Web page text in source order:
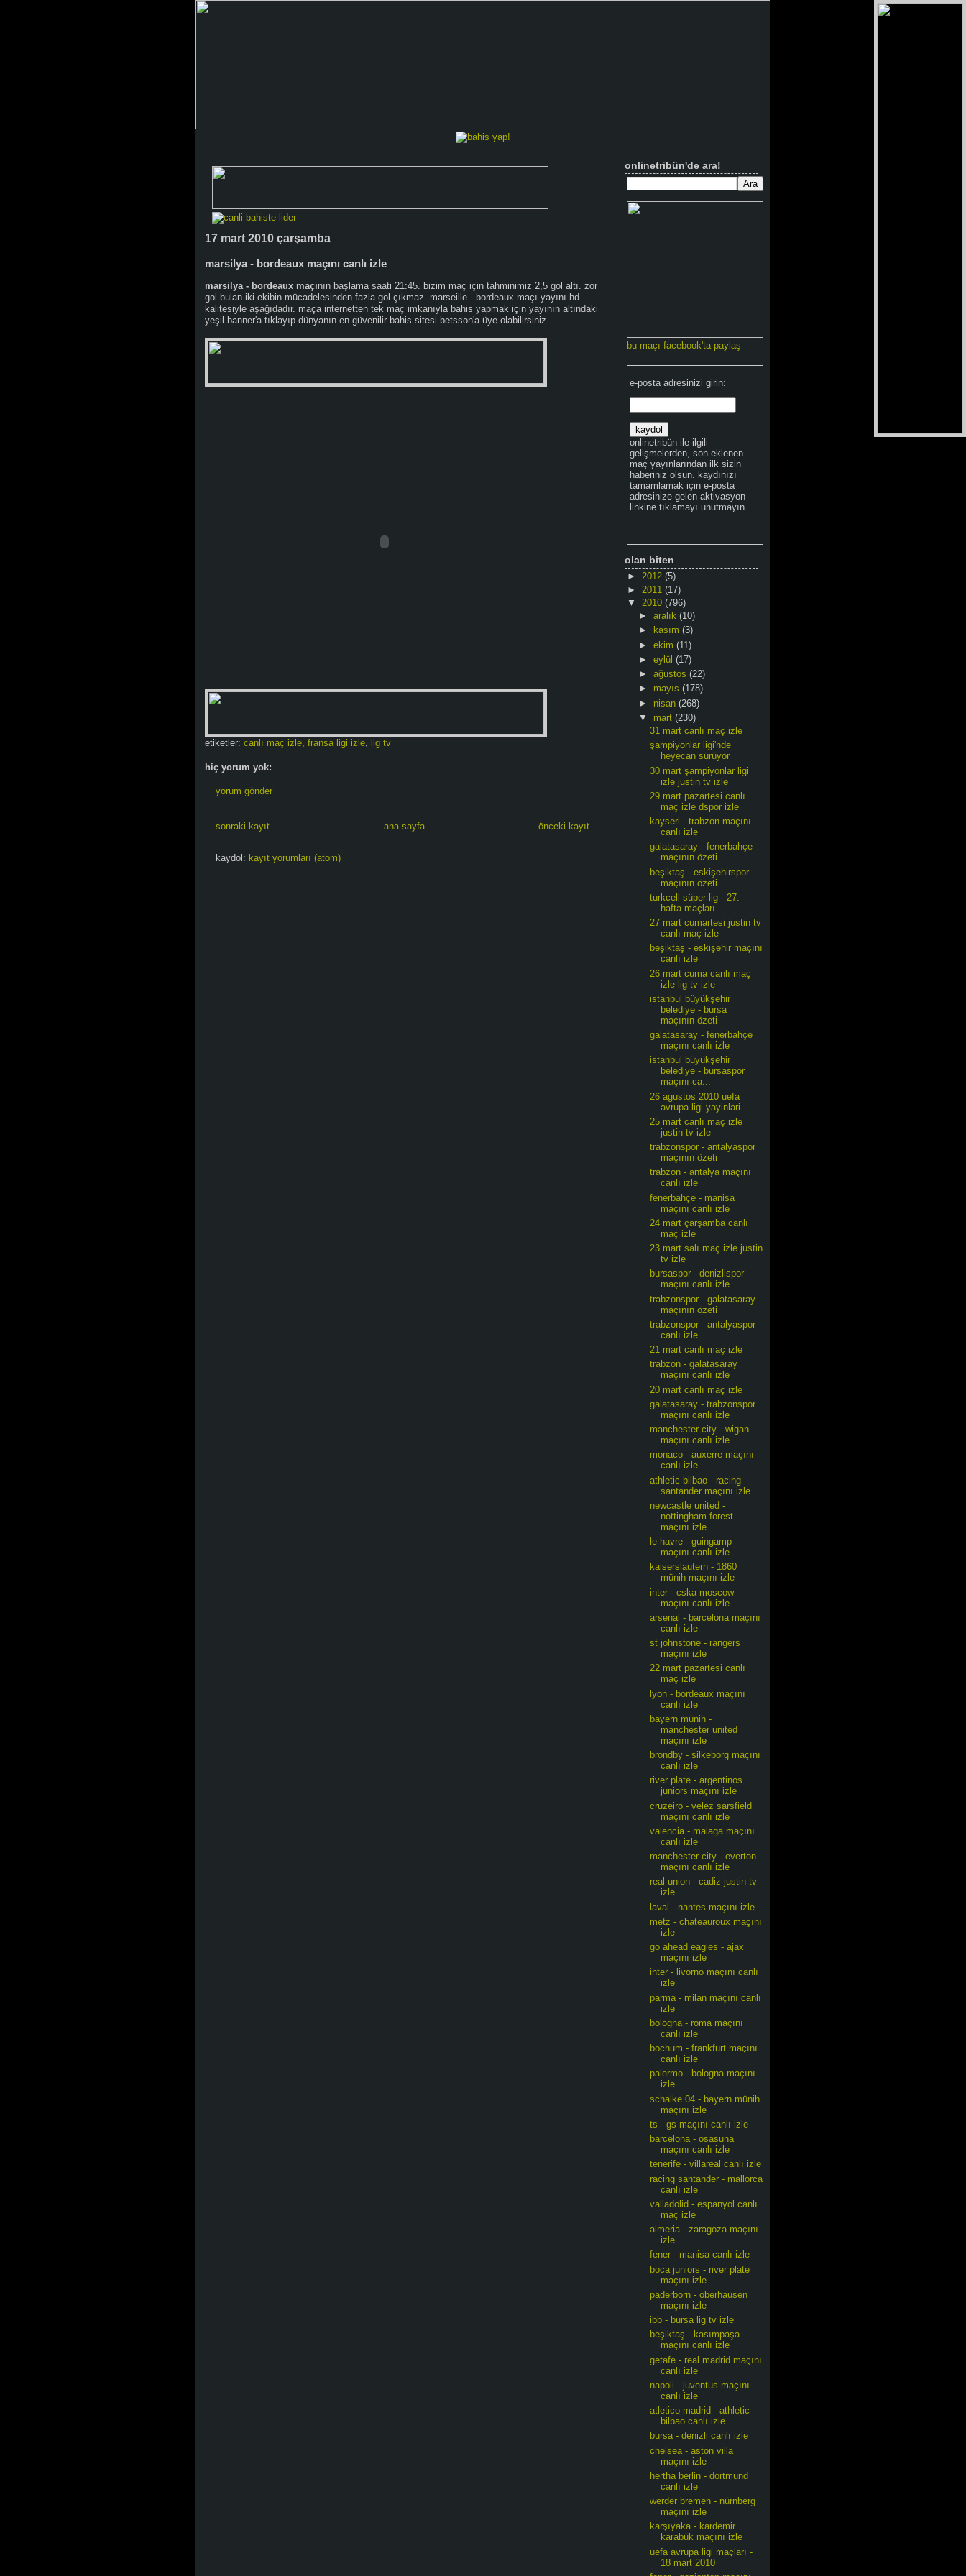
17 mart 2010 çarşamba
marsilya - bordeaux maçını canlı izle
marsilya - bordeaux maçının başlama saati 21:45. bizim maç için tahminimiz 2,5 gol altı. zor
gol bulan iki ekibin mücadelesinden fazla gol çıkmaz. marseille - bordeaux maçı yayını hd
kalitesiyle aşağıdadır. maça internetten tek maç imkanıyla bahis yapmak için yayının altındaki
yeşil banner'a tıklayıp dünyanın en güvenilir bahis sitesi betsson'a üye olabilirsiniz.
etiketler: canlı maç izle, fransa ligi izle, lig tv
hiç yorum yok:
yorum gönder
sonraki kayıt önceki kayıt
ana sayfa
kaydol: kayıt yorumları (atom)
onlinetribün'de ara!
bu maçı facebook'ta paylaş
e-posta adresinizi girin:
onlinetribün ile ilgili
gelişmelerden, son eklenen
maç yayınlarından ilk sizin
haberiniz olsun. kaydınızı
tamamlamak için e-posta
adresinize gelen aktivasyon
linkine tıklamayı unutmayın.
olan biten
► 2012 (5)
► 2011 (17)
▼ 2010 (796)
► aralık (10)
►
kasım (3)
► ekim (11)
► eylül (17)
► ağustos (22)
► mayıs (178)
► nisan (268)
▼ mart (230)
31 mart canlı maç izle
şampiyonlar ligi'nde
heyecan sürüyor
30 mart şampiyonlar ligi
izle justin tv izle
29 mart pazartesi canlı
maç izle dspor izle
kayseri - trabzon maçını
canlı izle
galatasaray - fenerbahçe
maçının özeti
beşiktaş - eskişehirspor
maçının özeti
turkcell süper lig - 27.
hafta maçları
27 mart cumartesi justin tv
canlı maç izle
beşiktaş - eskişehir maçını
canlı izle
26 mart cuma canlı maç
izle lig tv izle
istanbul büyükşehir
belediye - bursa
maçının özeti
galatasaray - fenerbahçe
maçını canlı izle
istanbul büyükşehir
belediye - bursaspor
maçını ca...
26 agustos 2010 uefa
avrupa ligi yayinlari
25 mart canlı maç izle
justin tv izle
trabzonspor - antalyaspor
maçının özeti
trabzon - antalya maçını
canlı izle
fenerbahçe - manisa
maçını canlı izle
24 mart çarşamba canlı
maç izle
23 mart salı maç izle justin
tv izle
bursaspor - denizlispor
maçını canlı izle
trabzonspor - galatasaray
maçının özeti
trabzonspor - antalyaspor
canlı izle
21 mart canlı maç izle
trabzon - galatasaray
maçını canlı izle
20 mart canlı maç izle
galatasaray - trabzonspor
maçını canlı izle
manchester city - wigan
maçını canlı izle
monaco - auxerre maçını
canlı izle
athletic bilbao - racing
santander maçını izle
newcastle united -
nottingham forest
maçını izle
le havre - guingamp
maçını canlı izle
kaiserslautern - 1860
münih maçını izle
inter - cska moscow
maçını canlı izle
arsenal - barcelona maçını
canlı izle
st johnstone - rangers
maçını izle
22 mart pazartesi canlı
maç izle
lyon - bordeaux maçını
canlı izle
bayern münih -
manchester united
maçını izle
brondby - silkeborg maçını
canlı izle
river plate - argentinos
juniors maçını izle
cruzeiro - velez sarsfield
maçını canlı izle
valencia - malaga maçını
canlı izle
manchester city - everton
maçını canlı izle
real union - cadiz justin tv
izle
laval - nantes maçını izle
metz - chateauroux maçını
izle
go ahead eagles - ajax
maçını izle
inter - livorno maçını canlı
izle
parma - milan maçını canlı
izle
bologna - roma maçını
canlı izle
bochum - frankfurt maçını
canlı izle
palermo - bologna maçını
izle
schalke 04 - bayern münih
maçını izle
ts - gs maçını canlı izle
barcelona - osasuna
maçını canlı izle
tenerife - villareal canlı izle
racing santander - mallorca
canlı izle
valladolid - espanyol canlı
maç izle
almeria - zaragoza maçını
izle
fener - manisa canlı izle
boca juniors - river plate
maçını izle
paderborn - oberhausen
maçını izle
ibb - bursa lig tv izle
beşiktaş - kasımpaşa
maçını canlı izle
getafe - real madrid maçını
canlı izle
napoli - juventus maçını
canlı izle
atletico madrid - athletic
bilbao canlı izle
bursa - denizli canlı izle
chelsea - aston villa
maçını izle
hertha berlin - dortmund
canlı izle
werder bremen - nürnberg
maçını izle
karşıyaka - kardemir
karabük maçını izle
uefa avrupa ligi maçları -
18 mart 2010